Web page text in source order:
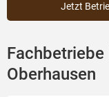
Jetzt
Oberhausen